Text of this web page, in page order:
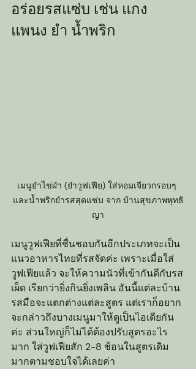
อร่อยรสแซ่บ เช่น แกง
แพนง ยำ น้ำพริก
เมนูยำไข่ผำ (ยำวูฟเฟีย) ใส่หอมเจียวกรอบๆ
และน้ำพริกยำรสสุดแซ่บ จาก บ้านสุขภาพพุทธิ
ญา
เมนูวูฟเฟียที่ชื่นชอบกันอีกประเภทจะเป็น
แนวอาหารไทยที่รสจัดค่ะ เพราะเมื่อใส่
วูฟเฟียแล้ว จะให้ความนัวที่เข้ากันดีกับรส
เผ็ด เรียกว่ายิ่งกินยิ่งเพลิน อันนี้แต่ละบ้าน
รสมือจะแตกต่างแต่ละสูตร แต่เราก็อยาก
จะกล่าวถึงบางเมนูมาให้ดูเป็นไอเดียกัน
ค่ะ ส่วนใหญ่ก็ไม่ได้ต้องปรับสูตรอะไร
มาก ใส่วูฟเฟียสัก 2-8 ช้อนในสูตรเดิม
มากตามชอบใจได้เลยค่า